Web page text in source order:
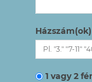
1 vagy 2